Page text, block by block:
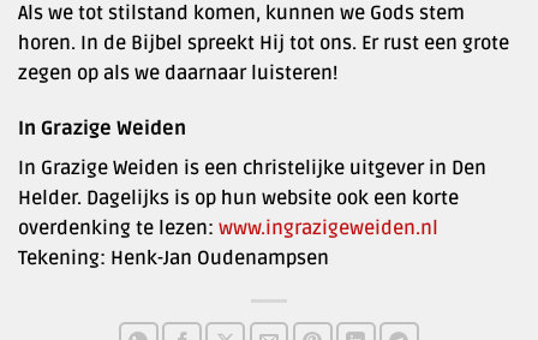
Als we tot stilstand komen, kunnen we Gods stem
horen. In de Bijbel spreekt Hij tot ons. Er rust een grote
zegen op als we daarnaar luisteren!
In Grazige Weiden
In Grazige Weiden is een christelijke uitgever in Den
Helder. Dagelijks is op hun website ook een korte
overdenking te lezen: www.ingrazigeweiden.nl
Tekening: Henk-Jan Oudenampsen